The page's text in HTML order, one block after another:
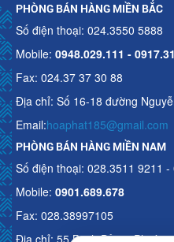
PHÒNG BÁN HÀNG MIỀN BẮC
Số điện thoại: 024.3550 5888
Mobile: 0948.029.111 -
Fax: 024.37 37 30 88
Địa chỉ: Số 16-18 đường
Email:hoaphat185@gmail.com
PHÒNG BÁN HÀNG MIỀN NAM
Số điện thoại: 028.3511 9211 -
Mobile: 0901.689.678
Fax: 028.38997105
Địa chỉ: 55 Bạch Đằng,